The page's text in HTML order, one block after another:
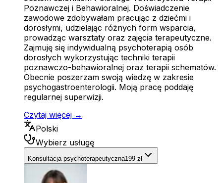
Poznawczej i Behawioralnej. Doświadczenie
zawodowe zdobywałam pracując z dziećmi i
dorosłymi, udzielając różnych form wsparcia,
prowadząc warsztaty oraz zajęcia terapeutyczne.
Zajmuję się indywidualną psychoterapią osób
dorosłych wykorzystując techniki terapii
poznawczo-behawioralnej oraz terapii schematów.
Obecnie poszerzam swoją wiedzę w zakresie
psychogastroenterologii. Moją pracę poddaję
regularnej superwizji.
Czytaj więcej →
Polski
Wybierz usługę
Konsultacja psychoterapeutyczna199 zł